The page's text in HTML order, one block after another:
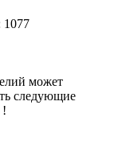
1077
может
следующие
!